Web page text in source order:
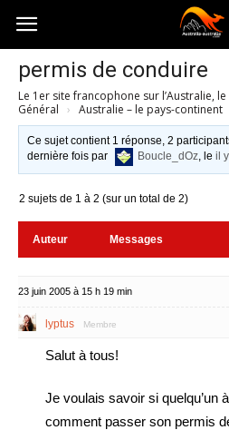
Australia-
australie.com
permis de conduire
Le 1er site francophone sur l’Australie,
Général › Australie – le pays-continent
Ce sujet contient 1 réponse, 2
dernière fois par
Boucle_dOz, leil
2 sujets de 1 à 2 (sur un total de 2)
Auteur Messages
23 juin 2005 à 15 h 19 min
lyptus Membre
Salut à tous!
Je voulais savoir si quelqu’un
comment passer son permis